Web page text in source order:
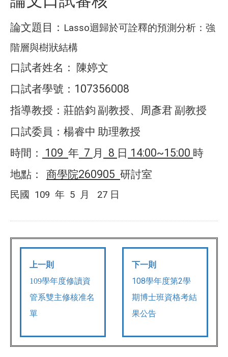
論文題目： Lasso迴歸於可詮釋的預測分析：強
階層與樹狀結構
口試者姓名：
陳婷文
口試者學號： 107356008
指導教授：莊皓鈞 副教授、周彥君 副教授
口試委員： 楊睿中 助理教授
時間：
109 年 7 月 8 日 14:00~15:00 時
地點：
商學院260905 研討室
民國 109 年 5 月 27 日
上一則
109學年度修讀資
管系雙主修核准名
單
下一則
108學年度第2學
期博士班資格考結
果公告